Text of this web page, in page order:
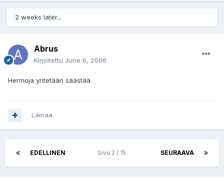
2 weeks later...
Abrus
Kirjoitettu June 6, 2006
Hermoja yritetään säästää.
Lainaa
EDELLINEN SEURAAVA
Sivu 2 / 15